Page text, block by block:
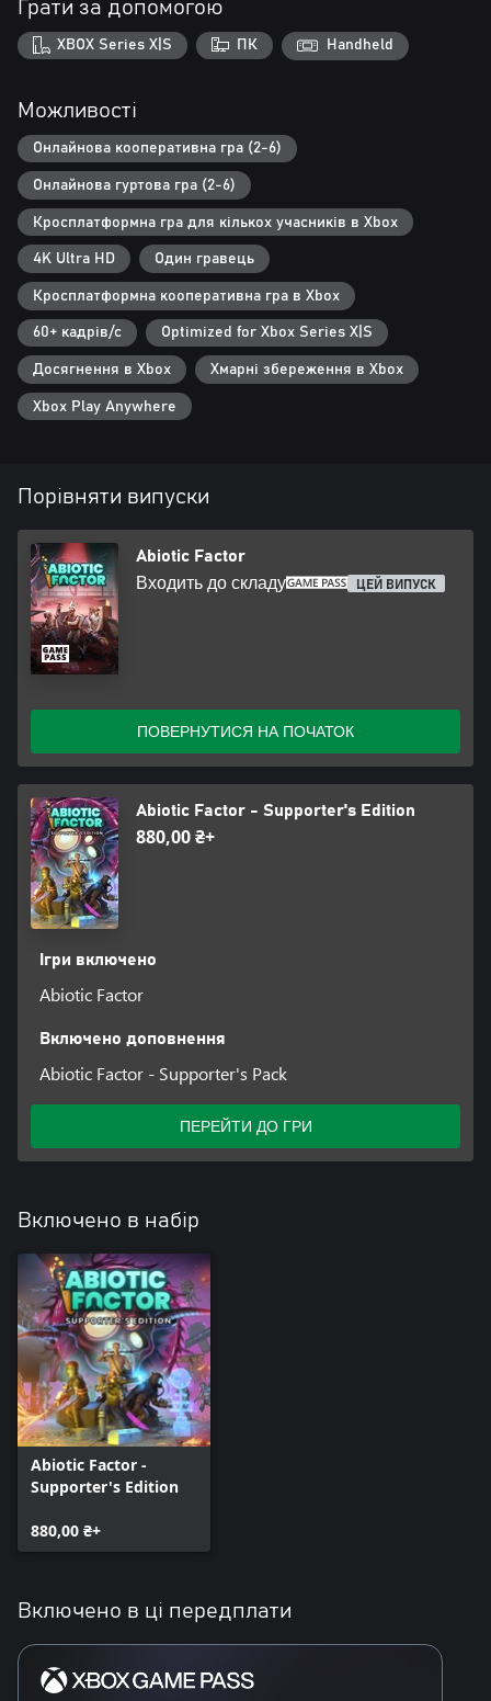
відкритому світі Abiotic Factor привносить атмосферу наукової
фантастики 90-х і гарантує багатогранний розвиток персонажів.
У кооперативі до 6 гравців ви зможете обирати докторські
досліджувати величезний підземний комплекс, повний
невдалих експериментів.
Грати за допомогою
XBOX Series X|S ПК Handheld
Можливості
Онлайнова кооперативна гра (2-6)
Онлайнова гуртова гра (2-6)
Кросплатформна гра для кількох учасників в Xbox
4K Ultra HD Один гравець
Кросплатформна кооперативна гра в Xbox
60+ кадрів/с Optimized for Xbox Series X|S
Досягнення в Xbox Хмарні збереження в Xbox
Xbox Play Anywhere
Порівняти випуски
Abiotic Factor
Входить до складу ЦЕЙ ВИПУСК
ПОВЕРНУТИСЯ НА ПОЧАТОК
Abiotic Factor - Supporter's Edition
880,00 ₴+
Ігри включено
Abiotic Factor
Включено доповнення
Abiotic Factor - Supporter's Pack
ПЕРЕЙТИ ДО ГРИ
Включено в набір
Abiotic Factor -
Supporter's Edition
880,00 ₴+
Включено в ці передплати